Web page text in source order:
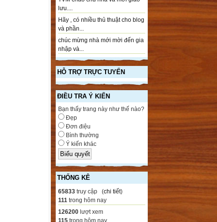
lưu....
Hãy , có nhiều thủ thuật cho blog
và phần...
chúc mừng nhà mới mời đến gia
nhập và...
HỖ TRỢ TRỰC TUYẾN
ĐIỀU TRA Ý KIẾN
Bạn thấy trang này như thế nào?
Đẹp
Đơn điệu
Bình thường
Ý kiến khác
THỐNG KÊ
65833 truy cập (chi tiết)
111 trong hôm nay
126200 lượt xem
115 trong hôm nay